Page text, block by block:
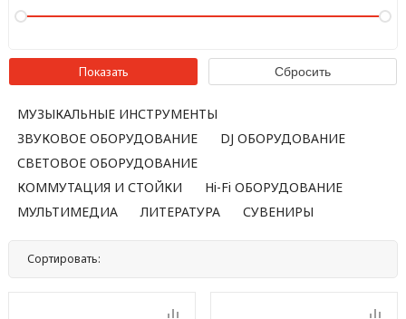
МУЗЫКАЛЬНЫЕ ИНСТРУМЕНТЫ
ЗВУКОВОЕ ОБОРУДОВАНИЕ
DJ ОБОРУДОВАНИЕ
СВЕТОВОЕ ОБОРУДОВАНИЕ
КОММУТАЦИЯ И СТОЙКИ
Hi-Fi ОБОРУДОВАНИЕ
МУЛЬТИМЕДИА
ЛИТЕРАТУРА СУВЕНИРЫ
Сортировать: